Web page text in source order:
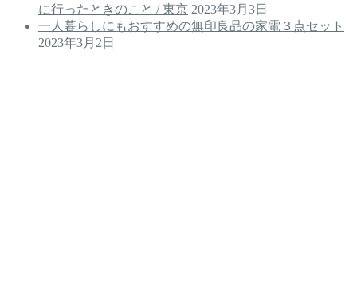
に行ったときのこと / 東京 2023年3月3日
一人暮らしにもおすすめの無印良品の家電３点セット
2023年3月2日